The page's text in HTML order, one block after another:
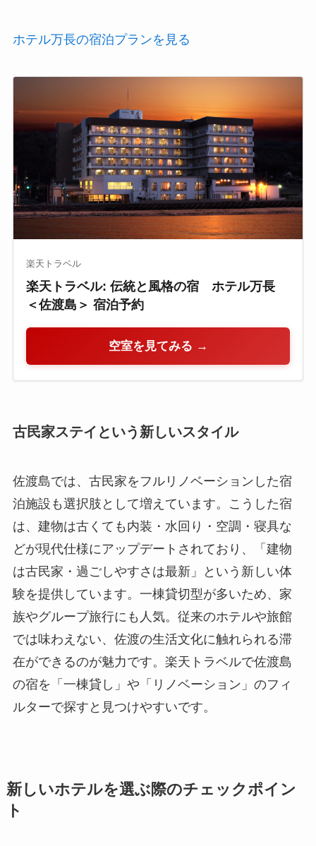
ホテル万長の宿泊プランを見る
楽天トラベル
楽天トラベル: 伝統と風格の宿 ホテル万長
＜佐渡島＞ 宿泊予約
空室を見てみる →
古民家ステイという新しいスタイル
佐渡島では、古民家をフルリノベーションした宿
泊施設も選択肢として増えています。こうした宿
は、建物は古くても内装・水回り・空調・寝具な
どが現代仕様にアップデートされており、「建物
は古民家・過ごしやすさは最新」という新しい体
験を提供しています。一棟貸切型が多いため、家
族やグループ旅行にも人気。従来のホテルや旅館
では味わえない、佐渡の生活文化に触れられる滞
在ができるのが魅力です。楽天トラベルで佐渡島
の宿を「一棟貸し」や「リノベーション」のフィ
ルターで探すと見つけやすいです。
新しいホテルを選ぶ際のチェックポイン
ト